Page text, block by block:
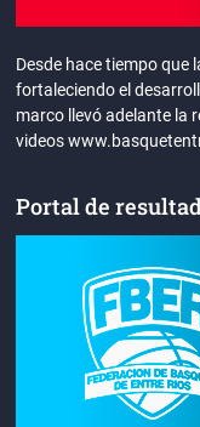
Desde hace tiempo que
fortaleciendo el
marco llevó adelante la
videos
Portal de